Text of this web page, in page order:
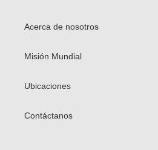
Acerca de nosotros
Misión Mundial
Ubicaciones
Contáctanos